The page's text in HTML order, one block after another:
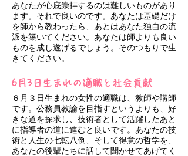
あなたが心底崇拝するのは難しいものがあり
ます。それで良いのです。あなたは基礎だけ
を師から教わったら、あとはあなた独自の流
派を築いてください。あなたは師よりも良い
ものを成し遂げるでしょう。そのつもりで生
きてください。
6月3日生まれの適職と社会貢献
６月３日生まれの女性の適職は、教師や講師
です。公務員教諭を目指すというよりも、好
きな道を探求し、技術者として活躍したあと
に指導者の道に進むと良いです。あなたの技
術と人生の七転八倒、そして得意の哲学を、
あなたの後輩たちに話して聞かせてあげてく